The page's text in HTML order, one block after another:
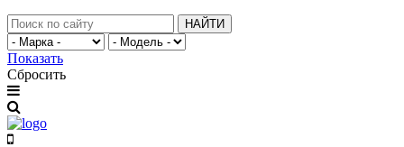
НАЙТИ
Показать
Сбросить